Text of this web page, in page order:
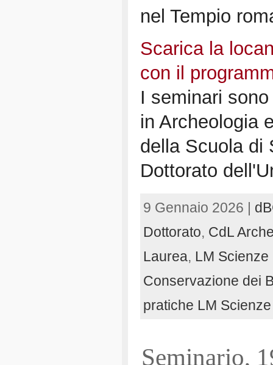
nel Tempio
Scarica la
con il
I seminari
in Archeologia
della Scuola di
Dottorato
9 Gennaio 2026 |
Dottorato, CdL
Laurea, LM
Conservazione dei
pratiche LM
Seminario,